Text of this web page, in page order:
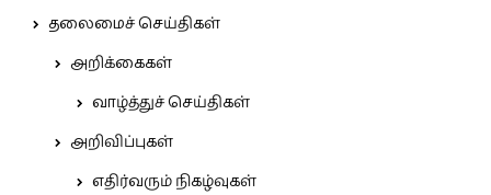
தலைமைச் செய்திகள்
அறிக்கைகள்
வாழ்த்துச் செய்திகள்
அறிவிப்புகள்
எதிர்வரும் நிகழ்வுகள்